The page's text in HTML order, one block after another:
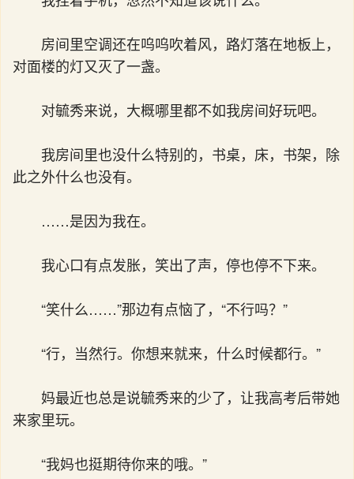
房间里空调还在呜呜吹着风，路灯落在地板上，
对面楼的灯又灭了一盏。
对毓秀来说，大概哪里都不如我房间好玩吧。
我房间里也没什么特别的，书桌，床，书架，除
此之外什么也没有。
……是因为我在。
我心口有点发胀，笑出了声，停也停不下来。
“笑什么……”那边有点恼了，“不行吗？”
“行，当然行。你想来就来，什么时候都行。”
妈最近也总是说毓秀来的少了，让我高考后带她
来家里玩。
“我妈也挺期待你来的哦。”